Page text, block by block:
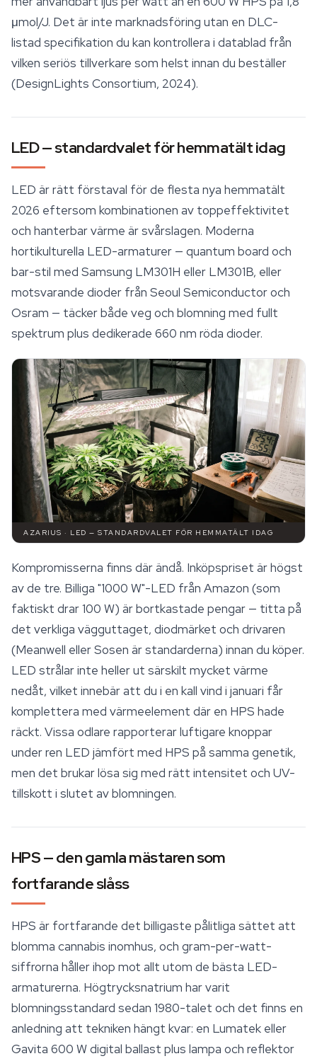
μmol/J. Det är inte marknadsföring utan en DLC-
listad specifikation du kan kontrollera i datablad från
vilken seriös tillverkare som helst innan du beställer
(DesignLights Consortium, 2024).
LED — standardvalet för hemmatält idag
LED är rätt förstaval för de flesta nya hemmatält
2026 eftersom kombinationen av toppeffektivitet
och hanterbar värme är svårslagen. Moderna
hortikulturella LED-armaturer — quantum board och
bar-stil med Samsung LM301H eller LM301B, eller
motsvarande dioder från Seoul Semiconductor och
Osram — täcker både veg och blomning med fullt
spektrum plus dedikerade 660 nm röda dioder.
AZARIUS · LED — STANDARDVALET FÖR HEMMATÄLT IDAG
Kompromisserna finns där ändå. Inköpspriset är högst
av de tre. Billiga "1000 W"-LED från Amazon (som
faktiskt drar 100 W) är bortkastade pengar — titta på
det verkliga vägguttaget, diodmärket och drivaren
(Meanwell eller Sosen är standarderna) innan du köper.
LED strålar inte heller ut särskilt mycket värme
nedåt, vilket innebär att du i en kall vind i januari får
komplettera med värmeelement där en HPS hade
räckt. Vissa odlare rapporterar luftigare knoppar
under ren LED jämfört med HPS på samma genetik,
men det brukar lösa sig med rätt intensitet och UV-
tillskott i slutet av blomningen.
HPS — den gamla mästaren som
fortfarande slåss
HPS är fortfarande det billigaste pålitliga sättet att
blomma cannabis inomhus, och gram-per-watt-
siffrorna håller ihop mot allt utom de bästa LED-
armaturerna. Högtrycksnatrium har varit
blomningsstandard sedan 1980-talet och det finns en
anledning att tekniken hängt kvar: en Lumatek eller
Gavita 600 W digital ballast plus lampa och reflektor